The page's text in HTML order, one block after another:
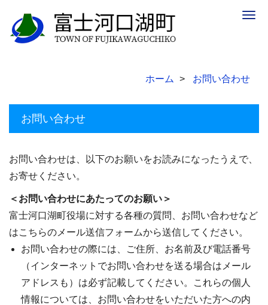
ホーム お問い合わせ
お問い合わせ
お問い合わせは、以下のお願いをお読みになったうえで、
お寄せください。
＜お問い合わせにあたってのお願い＞
富士河口湖町役場に対する各種の質問、お問い合わせなど
はこちらのメール送信フォームから送信してください。
お問い合わせの際には、ご住所、お名前及び電話番号
（インターネットでお問い合わせを送る場合はメール
アドレスも）は必ず記載してください。これらの個人
情報については、お問い合わせをいただいた方への内